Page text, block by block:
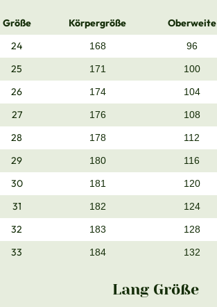
Größe Körpergröße Oberweite
24
168 96
25 171 100
26 174 104
27 176 108
28 178 112
29 180 116
30 181 120
31 182 124
32 183 128
33 184 132
Lang Größe